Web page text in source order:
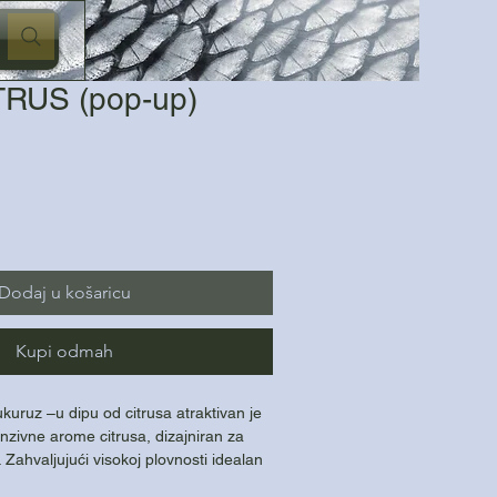
(pop-up)
Dodaj u košaricu
Kupi odmah
–u dipu od citrusa atraktivan je
arome citrusa, dizajniran za
visokoj plovnosti idealan